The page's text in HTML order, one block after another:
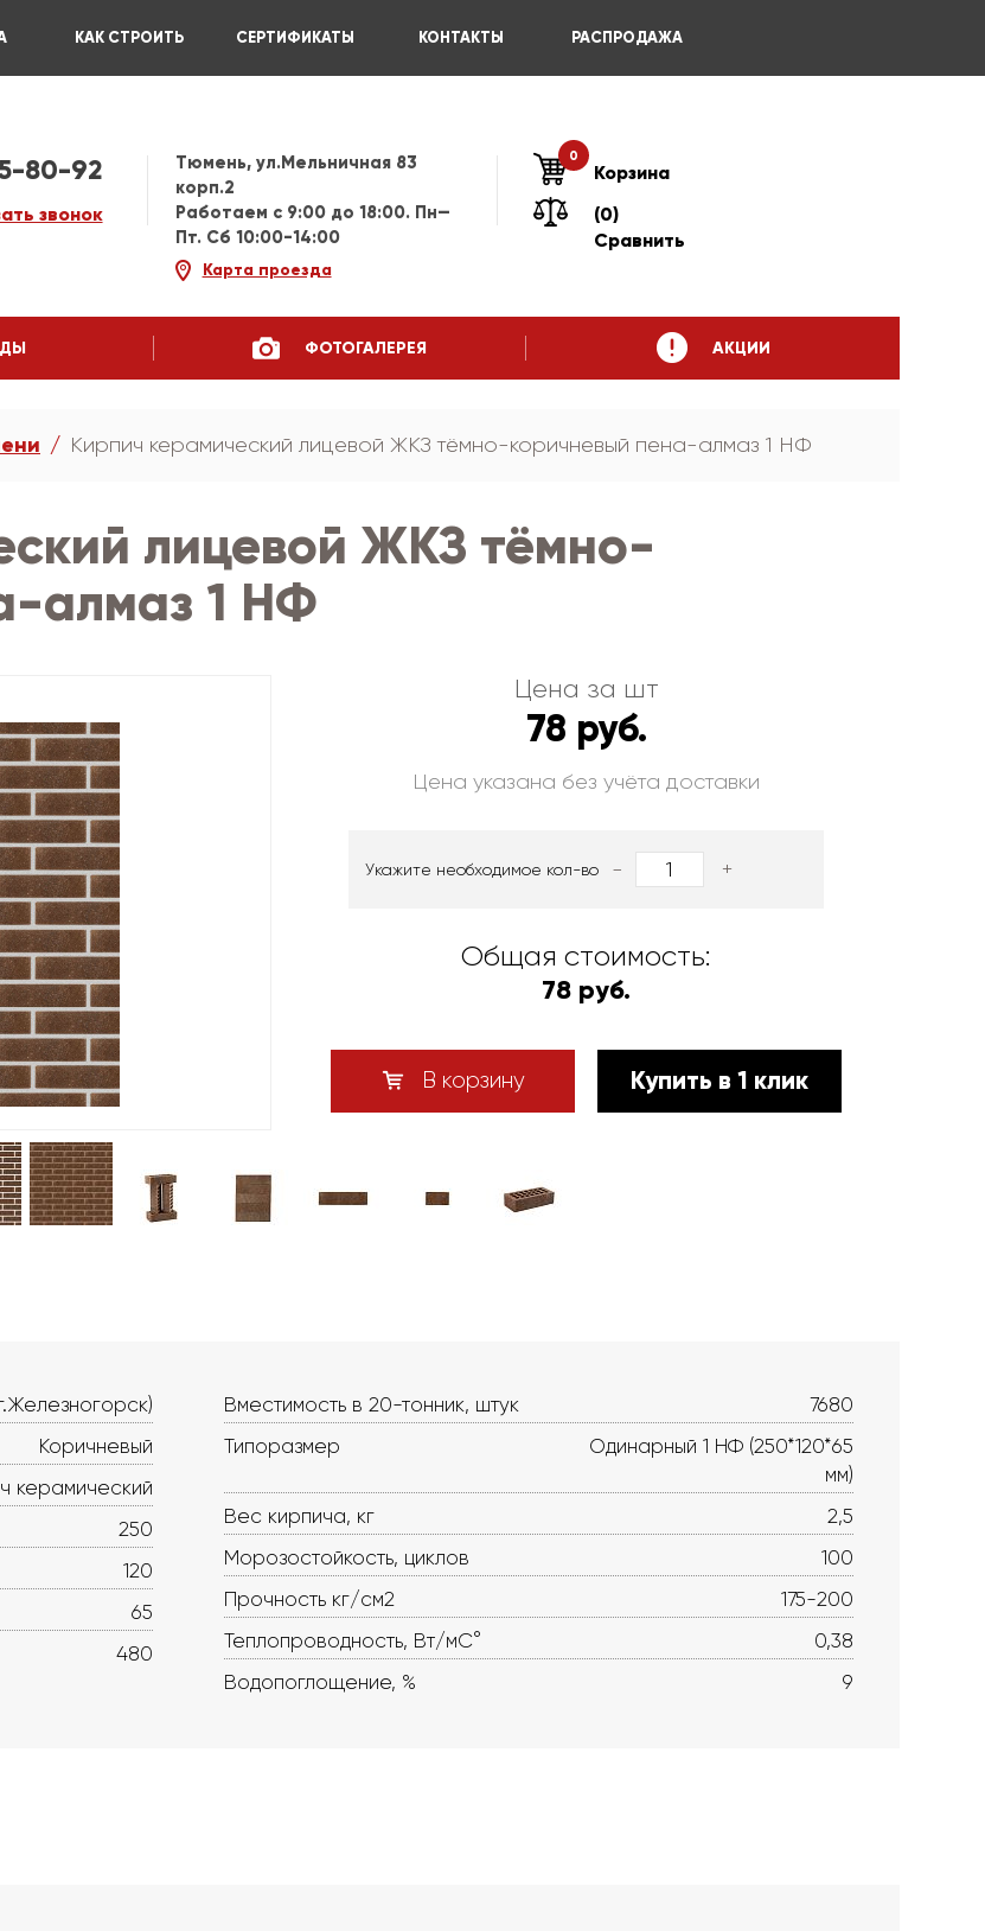
КАК СТРОИТЬ СЕРТИФИКАТЫ КОНТАКТЫ РАСПРОДАЖА
80-92
звонок
Тюмень, ул.Мельничная 83
корп.2
Работаем c 9:00 до 18:00. Пн—
Пт. Сб 10:00-14:00
Карта проезда
0
Корзина
(0)
Сравнить
ФОТОГАЛЕРЕЯ АКЦИИ
Кирпич керамический лицевой ЖКЗ тёмно-коричневый пена-алмаз 1 НФ
лицевой ЖКЗ тёмно-
алмаз 1 НФ
Цена за шт
78 руб.
Цена указана без учёта доставки
Укажите необходимое кол-во - +
Общая стоимость:
78 руб.
В корзину Купить в 1 клик
Коричневый
керамический
250
120
65
480
Вместимость в 20-тонник, штук
7680
Типоразмер
Одинарный 1 НФ (250*120*65
мм)
Вес кирпича, кг
2,5
Морозостойкость, циклов
100
Прочность кг/см2
175-200
Теплопроводность, Вт/мС°
0,38
Водопоглощение, %
9